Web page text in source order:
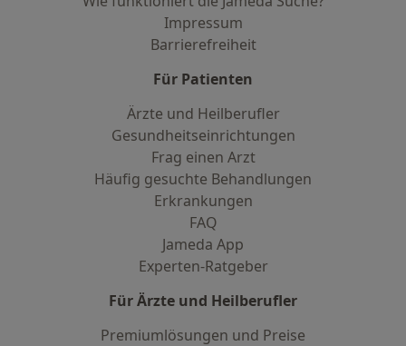
Impressum
Barrierefreiheit
Für Patienten
Ärzte und Heilberufler
Gesundheitseinrichtungen
Frag einen Arzt
Häufig gesuchte Behandlungen
Erkrankungen
FAQ
Jameda App
Experten-Ratgeber
Für Ärzte und Heilberufler
Premiumlösungen und Preise